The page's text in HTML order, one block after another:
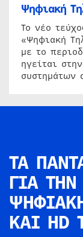
Ψηφιακή
Το νέο
«Ψηφιακή
με το
ηγείται
συστημάτων
ΤΑ
ΓΙΑ ΤΗΝ
ΚΑΙ HD